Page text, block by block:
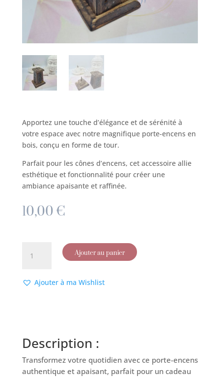
Apportez une touche d’élégance et de sérénité à
votre espace avec notre magnifique porte-encens en
bois, conçu en forme de tour.
Parfait pour les cônes d’encens, cet accessoire allie
esthétique et fonctionnalité pour créer une
ambiance apaisante et raffinée.
10,00 €
Encens
Ajouter au panier
Ajouter à ma Wishlist
Description :
Transformez votre quotidien avec ce porte-encens
authentique et apaisant, parfait pour un cadeau